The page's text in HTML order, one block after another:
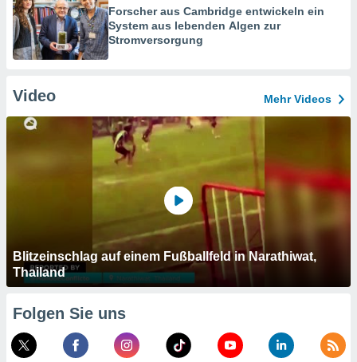
Forscher aus Cambridge entwickeln ein
System aus lebenden Algen zur
Stromversorgung
Video Mehr Videos
Blitzeinschlag auf einem Fußballfeld in Narathiwat,
Thailand
Folgen Sie uns